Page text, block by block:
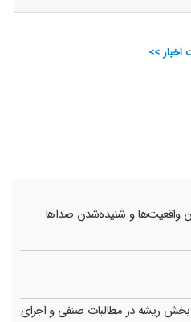
>>
واقعیت‌ها و شنیده‌شدن صداها
ریشه در مطالبات صنفی و اجرای